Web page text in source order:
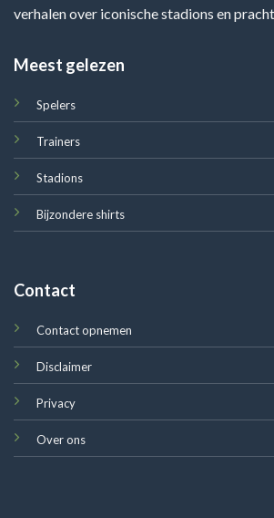
verhalen over iconische stadions en
Meest gelezen
Spelers
Trainers
Stadions
Bijzondere shirts
Contact
Contact opnemen
Disclaimer
Privacy
Over ons